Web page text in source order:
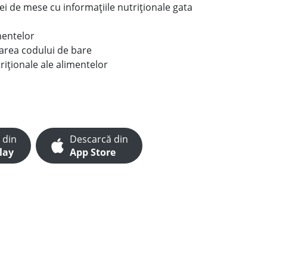
de mese cu informațiile nutriționale gata
codului de bare
ale alimentelor
din
Descarcă din
App Store